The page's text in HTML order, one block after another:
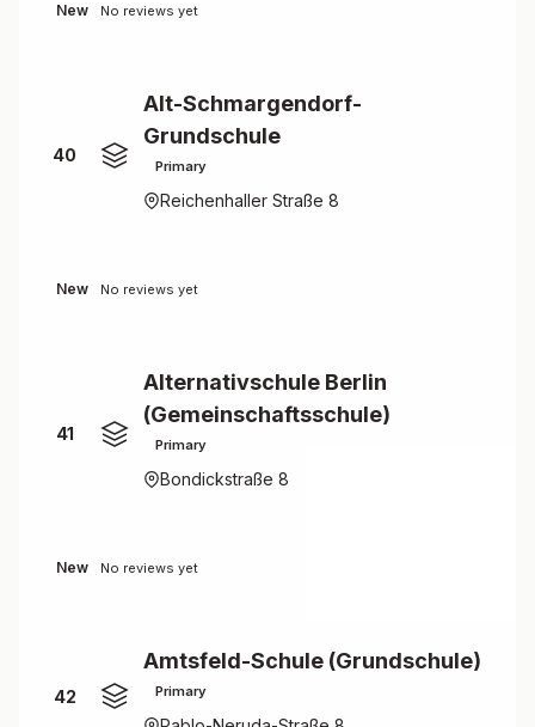
New No reviews yet
40
Alt-Schmargendorf-
Grundschule
Primary
Reichenhaller Straße 8
New No reviews yet
41
Alternativschule Berlin
(Gemeinschaftsschule)
Primary
Bondickstraße 8
New No reviews yet
42
Amtsfeld-Schule (Grundschule)
Primary